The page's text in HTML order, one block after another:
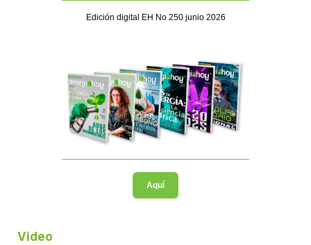
Edición digital EH No 250 junio 2026
Aquí
Video